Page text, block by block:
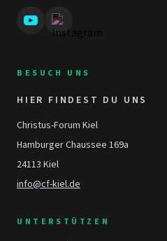
BESUCH UNS
HIER FINDEST DU UNS
Christus-Forum Kiel
Hamburger Chaussee 169a
24113 Kiel
info@cf-kiel.de
UNTERSTÜTZEN